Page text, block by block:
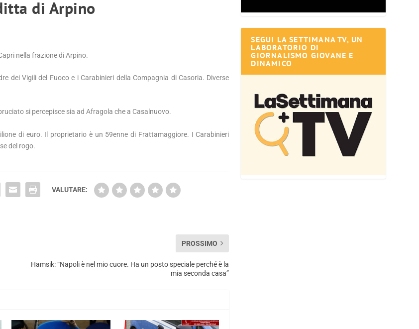
di Arpino
nella frazione di Arpino.
dei Vigili del Fuoco e i Carabinieri della Compagnia di Casoria. Diverse
si percepisce sia ad Afragola che a Casalnuovo.
di euro. Il proprietario è un 59enne di Frattamaggiore. I Carabinieri
del rogo.
VALUTARE:
PROSSIMO
Hamsik: “Napoli è nel mio cuore. Ha un posto speciale perché è la
mia seconda casa”
SEGUI LA SETTIMANA TV, UN
LABORATORIO DI
GIORNALISMO GIOVANE E
DINAMICO